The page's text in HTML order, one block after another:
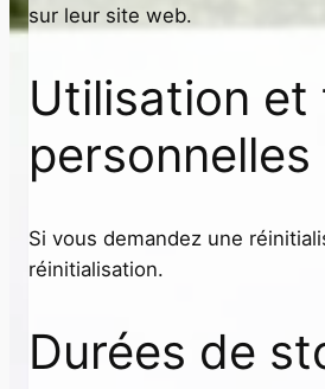
sur leur site web.
Utilisation et
personnelles
Si vous demandez une
réinitialisation.
Durées de